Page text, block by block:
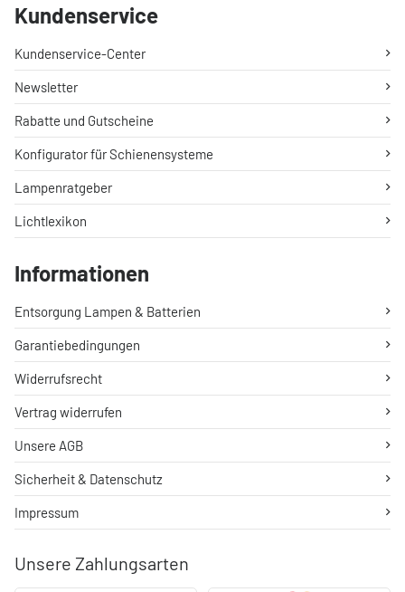
Unsere Zahlungsarten
Kundenservice
Kundenservice-Center
Newsletter
Rabatte und Gutscheine
Konfigurator für Schienensysteme
Lampenratgeber
Lichtlexikon
Informationen
Entsorgung Lampen & Batterien
Garantiebedingungen
Widerrufsrecht
Vertrag widerrufen
Unsere AGB
Sicherheit & Datenschutz
Impressum